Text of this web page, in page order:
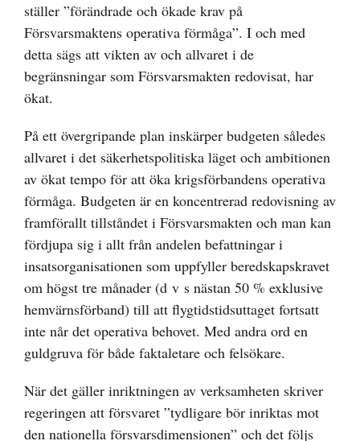
ställer ”förändrade och ökade krav på
Försvarsmaktens operativa förmåga”. I och med
detta sägs att vikten av och allvaret i de
begränsningar som Försvarsmakten redovisat, har
ökat.
På ett övergripande plan inskärper budgeten således
allvaret i det säkerhetspolitiska läget och ambitionen
av ökat tempo för att öka krigsförbandens operativa
förmåga. Budgeten är en koncentrerad redovisning av
framförallt tillståndet i Försvarsmakten och man kan
fördjupa sig i allt från andelen befattningar i
insatsorganisationen som uppfyller beredskapskravet
om högst tre månader (d v s nästan 50 % exklusive
hemvärnsförband) till att flygtidstidsuttaget fortsatt
inte når det operativa behovet. Med andra ord en
guldgruva för både faktaletare och felsökare.
När det gäller inriktningen av verksamheten skriver
regeringen att försvaret ”tydligare bör inriktas mot
den nationella försvarsdimensionen” och det följs